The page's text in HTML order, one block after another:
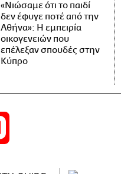
«Νιώσαμε ότι το παιδί
δεν έφυγε ποτέ από την
Αθήνα»: Η εμπειρία
οικογενειών που
επέλεξαν σπουδές στην
Κύπρο